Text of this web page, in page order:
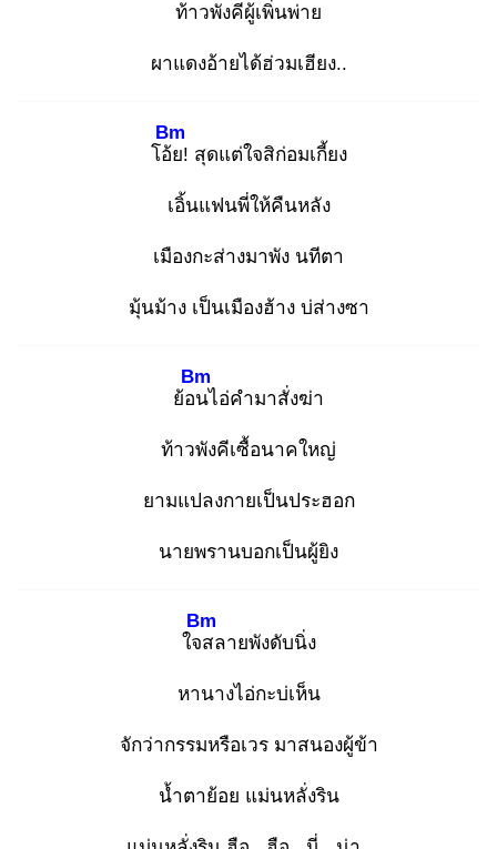
ท้าวพังคีผู้เพิ่นพ่าย
ผาแดงอ้ายได้ฮ่วมเฮียง..
โอ้ย
Bm
! สุดแต่ใจสิก่อมเกี้ยง
เอิ้นแฟนพี่ให้คืนหลัง
เมืองกะส่างมาพัง นทีตา
มุ้นม้าง เป็นเมืองฮ้าง บ่ส่างซา
ย้อน
Bm
ไอ่คำมาสั่งฆ่า
ท้าวพังคีเซื้อนาคใหญ่
ยามแปลงกายเป็นประฮอก
นายพรานบอกเป็นผู้ยิง
ใจส
Bm
ลายพังดับนิ่ง
หานางไอ่กะบ่เห็น
จักว่ากรรมหรือเวร มาสนองผู้ข้า
น้ำตาย้อย แม่นหลั่งริน